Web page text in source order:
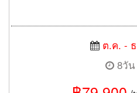
ต.ค. -
8วั